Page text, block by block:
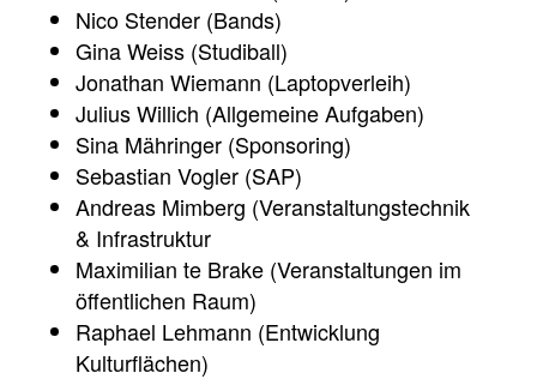
Nico Stender (Bands)
Gina Weiss (Studiball)
Jonathan Wiemann (Laptopverleih)
Julius Willich (Allgemeine Aufgaben)
Sina Mähringer (Sponsoring)
Sebastian Vogler (SAP)
Andreas Mimberg (Veranstaltungstechnik
& Infrastruktur
Maximilian te Brake (Veranstaltungen im
öffentlichen Raum)
Raphael Lehmann (Entwicklung
Kulturflächen)